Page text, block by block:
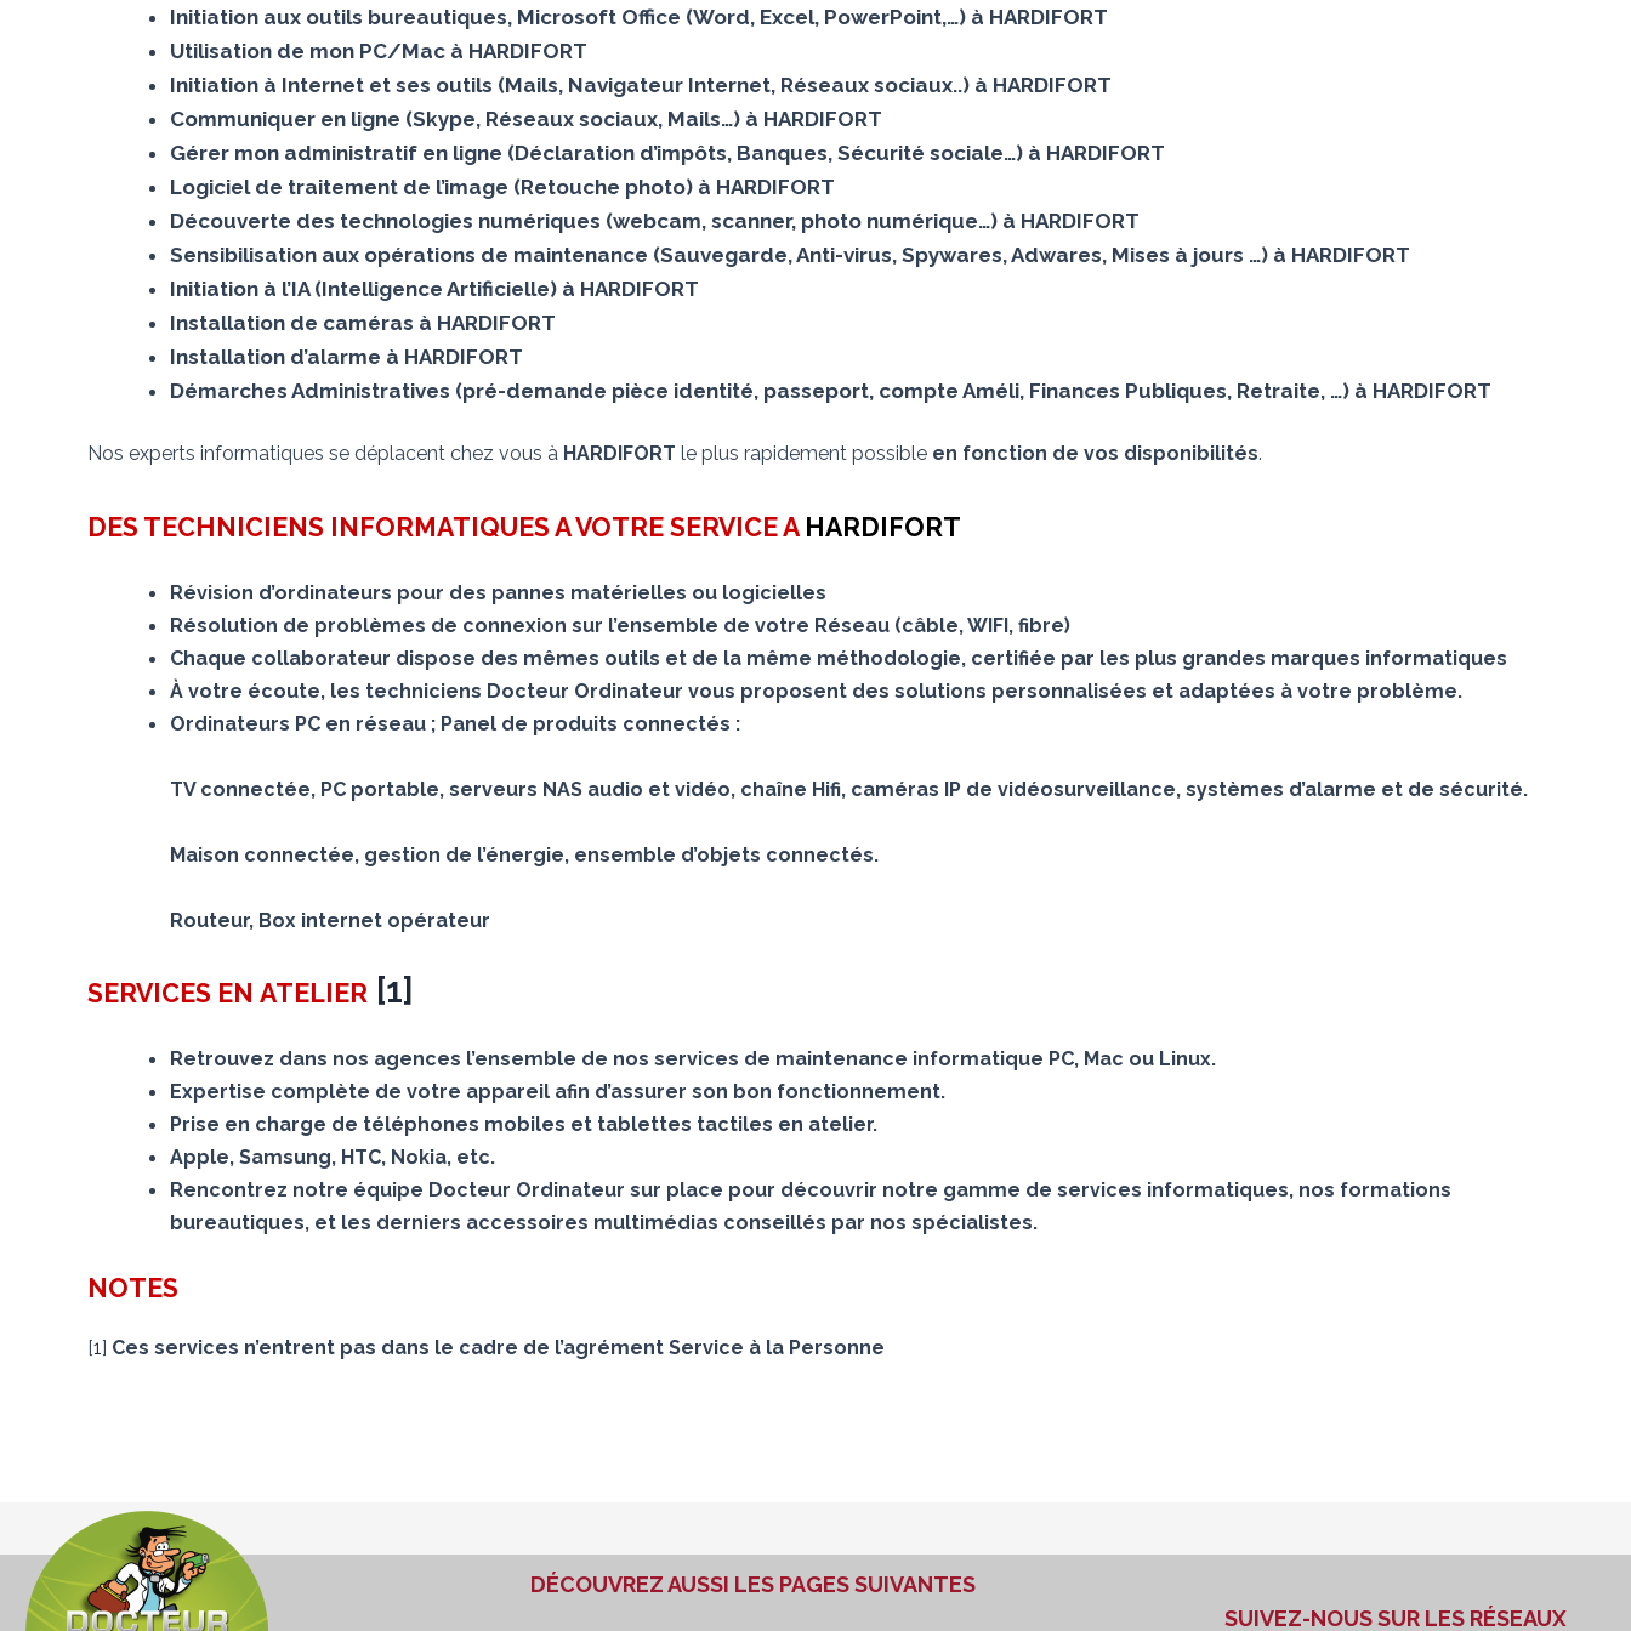
Initiation aux outils bureautiques, Microsoft Office (Word, Excel, PowerPoint,…) à HARDIFORT
Utilisation de mon PC/Mac à HARDIFORT
Initiation à Internet et ses outils (Mails, Navigateur Internet, Réseaux sociaux..) à HARDIFORT
Communiquer en ligne (Skype, Réseaux sociaux, Mails…) à HARDIFORT
Gérer mon administratif en ligne (Déclaration d’impôts, Banques, Sécurité sociale…) à HARDIFORT
Logiciel de traitement de l’image (Retouche photo) à HARDIFORT
Découverte des technologies numériques (webcam, scanner, photo numérique…) à HARDIFORT
Sensibilisation aux opérations de maintenance (Sauvegarde, Anti-virus, Spywares, Adwares, Mises à jours …) à HARDIFORT
Initiation à l’IA (Intelligence Artificielle) à HARDIFORT
Installation de caméras à HARDIFORT
Installation d’alarme à HARDIFORT
Démarches Administratives (pré-demande pièce identité, passeport, compte Améli, Finances Publiques, Retraite, …) à HARDIFORT
Nos experts informatiques se déplacent chez vous à HARDIFORT le plus rapidement possible en fonction de vos disponibilités.
DES TECHNICIENS INFORMATIQUES A VOTRE SERVICE A HARDIFORT
Révision d’ordinateurs pour des pannes matérielles ou logicielles
Résolution de problèmes de connexion sur l’ensemble de votre Réseau (câble, WIFI, fibre)
Chaque collaborateur dispose des mêmes outils et de la même méthodologie, certifiée par les plus grandes marques informatiques
À votre écoute, les techniciens Docteur Ordinateur vous proposent des solutions personnalisées et adaptées à votre problème.
Ordinateurs PC en réseau ; Panel de produits connectés :
TV connectée, PC portable, serveurs NAS audio et vidéo, chaîne Hifi, caméras IP de vidéosurveillance, systèmes d’alarme et de sécurité.
Maison connectée, gestion de l’énergie, ensemble d’objets connectés.
Routeur, Box internet opérateur
SERVICES EN ATELIER [1]
Retrouvez dans nos agences l’ensemble de nos services de maintenance informatique PC, Mac ou Linux.
Expertise complète de votre appareil afin d’assurer son bon fonctionnement.
Prise en charge de téléphones mobiles et tablettes tactiles en atelier.
Apple, Samsung, HTC, Nokia, etc.
Rencontrez notre équipe Docteur Ordinateur sur place pour découvrir notre gamme de services informatiques, nos formations
bureautiques, et les derniers accessoires multimédias conseillés par nos spécialistes.
NOTES
[1] Ces services n’entrent pas dans le cadre de l’agrément Service à la Personne
DÉCOUVREZ AUSSI LES PAGES SUIVANTES
SUIVEZ-NOUS SUR LES RÉSEAUX